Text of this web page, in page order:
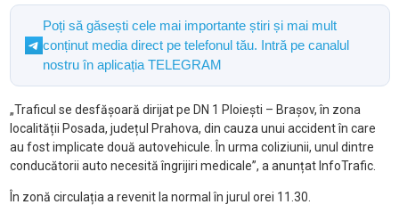
Poți să găsești cele mai importante știri și mai mult
conținut media direct pe telefonul tău. Intră pe canalul
nostru în aplicația TELEGRAM
„Traficul se desfășoară dirijat pe DN 1 Ploiești – Brașov, în zona
localității Posada, județul Prahova, din cauza unui accident în care
au fost implicate două autovehicule. În urma coliziunii, unul dintre
conducătorii auto necesită îngrijiri medicale”, a anunțat InfoTrafic.
În zonă circulația a revenit la normal în jurul orei 11.30.